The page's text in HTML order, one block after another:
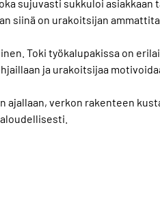
sujuvasti sukkuloi
siinä on urakoitsijan
Toki työkalupakissa on
ja urakoitsijaa
ajallaan, verkon rakenteen